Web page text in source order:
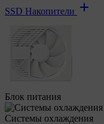
SSD Накопители
Блок питания
Системы охлаждения